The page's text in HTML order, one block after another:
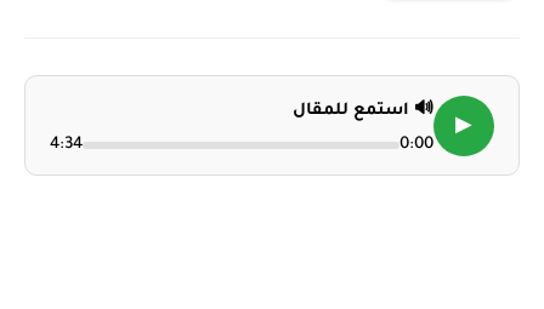
▶
🔊 استمع للمقال
0:00
4:34